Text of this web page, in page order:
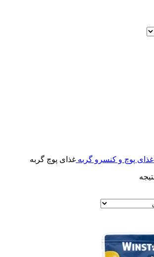
غذای پوچ و کنسرو گربه غذای پوچ گربه